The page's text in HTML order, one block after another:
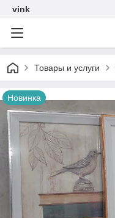
vink
Товары и услуги
Новинка